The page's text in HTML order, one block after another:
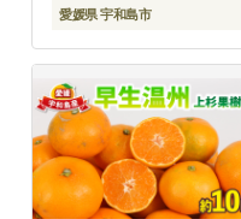
B010-153004
愛媛県 宇和島市